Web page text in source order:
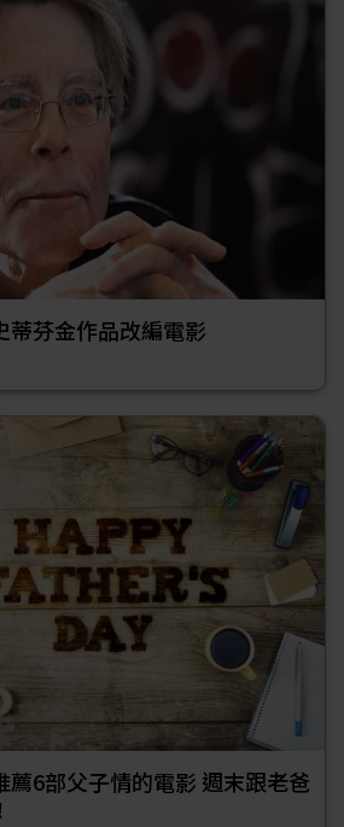
蒂芬金作品改編電影
薦6部父子情的電影 週末跟老爸